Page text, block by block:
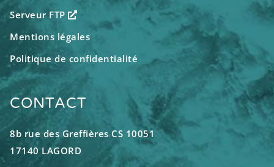
Serveur FTP
Mentions légales
Politique de confidentialité
CONTACT
8b rue des Greffières CS 10051
17140 LAGORD